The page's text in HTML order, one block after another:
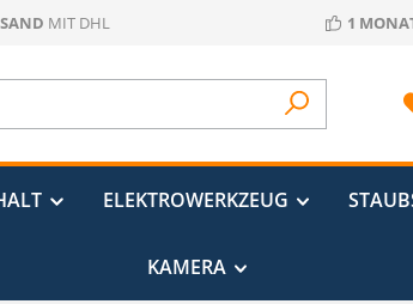
MIT DHL 1
ELEKTROWERKZEUG
KAMERA